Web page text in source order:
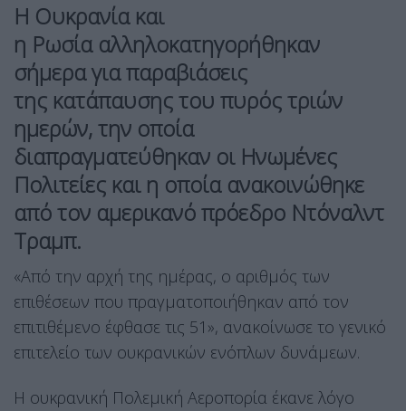
Η Ουκρανίακαι
η Ρωσίααλληλοκατηγορήθηκαν
σήμερα για παραβιάσεις
της κατάπαυσης του πυρός τριών
ημερών, την οποία
διαπραγματεύθηκαν οι Ηνωμένες
Πολιτείες και η οποία ανακοινώθηκε
από τον αμερικανό πρόεδρο Ντόναλντ
Τραμπ.
«Από την αρχή της ημέρας, ο αριθμός των
επιθέσεων που πραγματοποιήθηκαν από τον
επιτιθέμενο έφθασε τις 51», ανακοίνωσε το γενικό
επιτελείο των ουκρανικών ενόπλων δυνάμεων.
Η ουκρανική Πολεμική Αεροπορία έκανε λόγο